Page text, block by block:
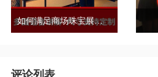
如何满足商场珠宝展示柜的需求标准？
评论列表